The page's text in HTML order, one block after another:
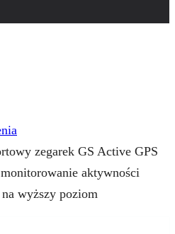
zegarek GS Active GPS
aktywności
wyższy poziom